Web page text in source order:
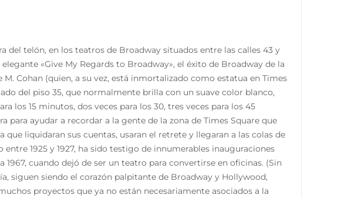
del telón, en los teatros de Broadway situados entre las calles 43 y
«Give My Regards to Broadway», el éxito de Broadway de la
Cohan (quien, a su vez, está inmortalizado como estatua en Times
del piso 35, que normalmente brilla con un suave color blanco,
los 15 minutos, dos veces para los 30, tres veces para los 45
para ayudar a recordar a la gente de la zona de Times Square que
que liquidaran sus cuentas, usaran el retrete y llegaran a las colas de
1925 y 1927, ha sido testigo de innumerables inauguraciones
cuando dejó de ser un teatro para convertirse en oficinas. (Sin
siguen siendo el corazón palpitante de Broadway y Hollywood,
proyectos que ya no están necesariamente asociados a la